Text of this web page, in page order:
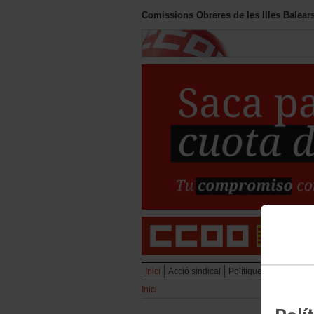
Comissions Obreres de les Illes
Inici Acció sindical Polítiques socials
Inici